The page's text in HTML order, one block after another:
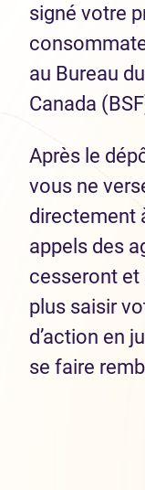
signé votre
au Bureau
Canada
Après le
vous ne
directement
appels des
cesseront et
plus saisir
d’action en
se faire